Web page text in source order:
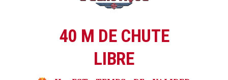
40 M DE CHUTE
LIBRE